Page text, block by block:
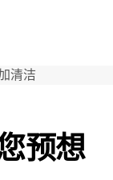
清洁
预想